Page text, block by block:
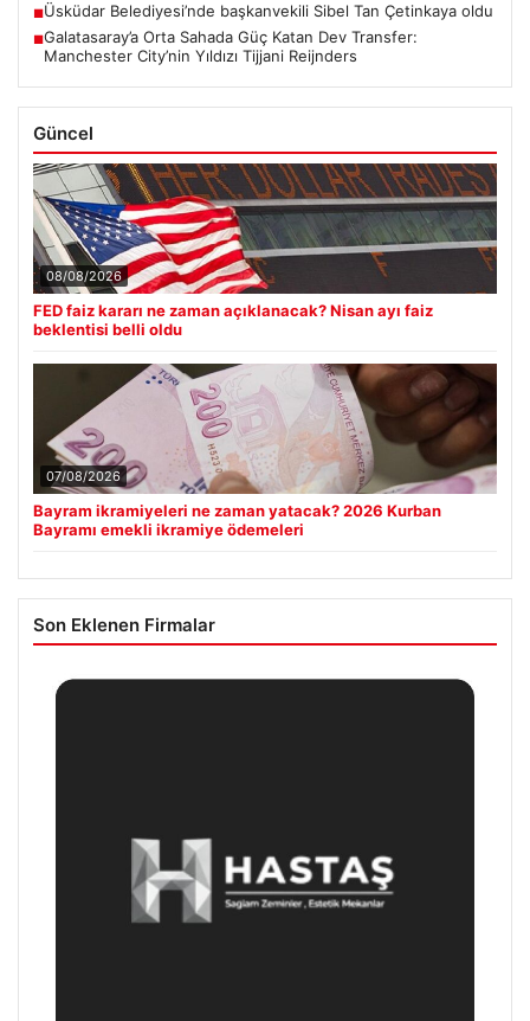
■Üsküdar Belediyesi’nde başkanvekili Sibel Tan Çetinkaya oldu
■Galatasaray’a Orta Sahada Güç Katan Dev Transfer:
Manchester City’nin Yıldızı Tijjani Reijnders
Güncel
08/08/2026
FED faiz kararı ne zaman açıklanacak? Nisan ayı faiz
beklentisi belli oldu
07/08/2026
Bayram ikramiyeleri ne zaman yatacak? 2026 Kurban
Bayramı emekli ikramiye ödemeleri
Son Eklenen Firmalar